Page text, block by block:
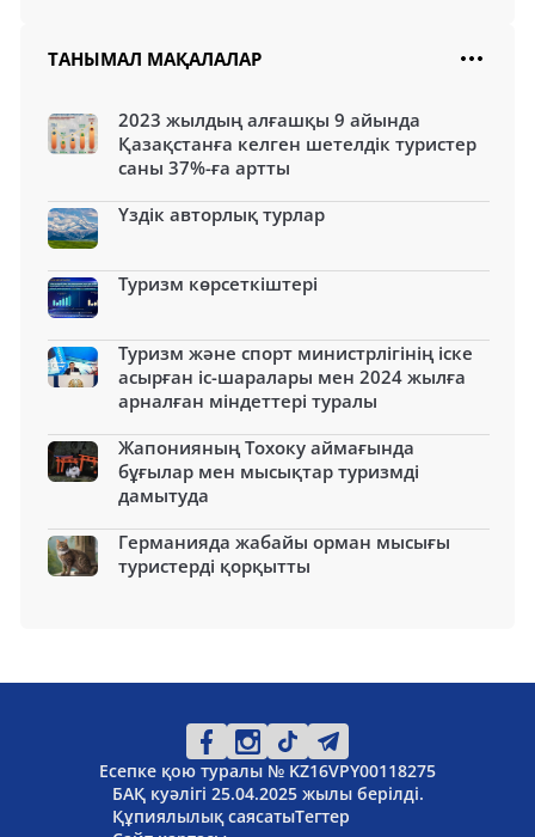
ТАНЫМАЛ МАҚАЛАЛАР
2023 жылдың алғашқы 9 айында
Қазақстанға келген шетелдік туристер
саны 37%-ға артты
Үздік авторлық турлар
Туризм көрсеткіштері
Туризм және спорт министрлігінің іске
асырған іс-шаралары мен 2024 жылға
арналған міндеттері туралы
Жапонияның Тохоку аймағында
бұғылар мен мысықтар туризмді
дамытуда
Германияда жабайы орман мысығы
туристерді қорқытты
Есепке қою туралы № KZ16VPY00118275
БАҚ куәлігі 25.04.2025 жылы берілді.
Құпиялылық саясатыТегтер